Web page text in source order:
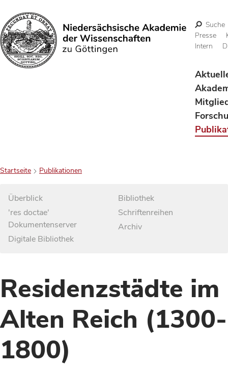
Suchen
Suche
Presse
Intern
Startseite Publikationen
Überblick
'res doctae'
Dokumentenserver
Digitale Bibliothek
Bibliothek
Schriftenreihen
Archiv
Residenzstädte im
Alten Reich (1300-
1800)